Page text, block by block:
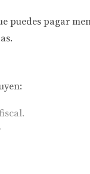
puedes pagar